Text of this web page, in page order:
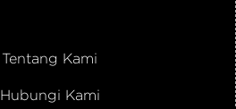
Tentang Kami
Hubungi Kami